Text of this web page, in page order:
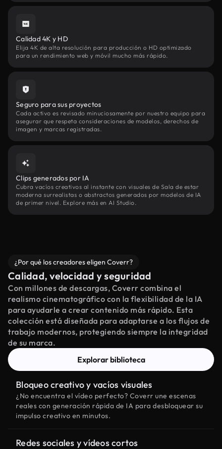
Calidad 4K y HD
Elija 4K de alta resolución para producción o HD optimizado
para un rendimiento web y móvil mucho más rápido.
Seguro para sus proyectos
Cada activo es revisado minuciosamente por nuestro equipo para
asegurar que respeta consideraciones de modelos, derechos de
imagen y marcas registradas.
Clips generados por IA
Cubra vacíos creativos al instante con visuales de Sala de estar
moderna surrealistas o abstractos generados por modelos de IA
de primer nivel. Explore más en AI Studio.
¿Por qué los creadores eligen Coverr?
Calidad, velocidad y seguridad
Con millones de descargas, Coverr combina el
realismo cinematográfico con la flexibilidad de la IA
para ayudarle a crear contenido más rápido. Esta
colección está diseñada para adaptarse a los flujos de
trabajo modernos, protegiendo siempre la integridad
de su marca.
Explorar biblioteca
Bloqueo creativo y vacíos visuales
¿No encuentra el vídeo perfecto? Coverr une escenas
reales con generación rápida de IA para desbloquear su
impulso creativo en minutos.
Redes sociales y vídeos cortos